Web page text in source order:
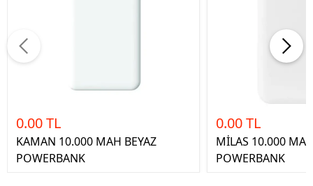
0.00 TL
KAMAN 10.000 MAH BEYAZ
POWERBANK
0.00 TL
MİLAS 10.000
POWERBANK